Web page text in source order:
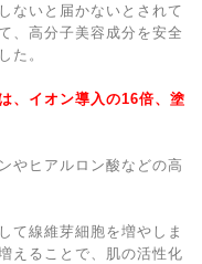
ないと届かないとされて
、高分子美容成分を安全
た。
、イオン導入の16倍、塗
やヒアルロン酸などの高
て線維芽細胞を増やしま
えることで、肌の活性化